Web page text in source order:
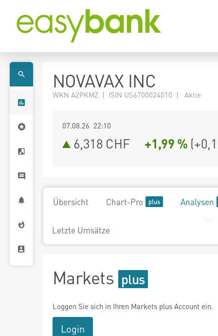
NOVAVAX INC
WKN A2PKMZ | ISIN US6700024010 | Aktie
07.08.26 22:10
6,318 CHF +1,99 % (
Übersicht Chart-Pro Analysen
Letzte Umsätze
Markets
Loggen Sie sich in Ihren Markets plus Account ein.
Login